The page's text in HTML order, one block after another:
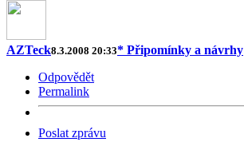
AZTeck8.3.2008 20:33* Připomínky a návrhy
Odpovědět
Permalink
Poslat zprávu